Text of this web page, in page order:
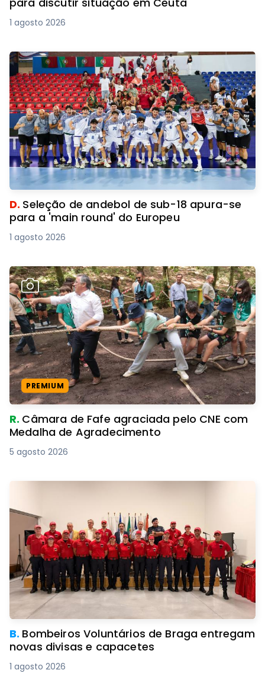
1 agosto 2026
D. Seleção de andebol de sub-18 apura-se
para a 'main round' do Europeu
1 agosto 2026
PREMIUM
R. Câmara de Fafe agraciada pelo CNE com
Medalha de Agradecimento
5 agosto 2026
B. Bombeiros Voluntários de Braga entregam
novas divisas e capacetes
1 agosto 2026